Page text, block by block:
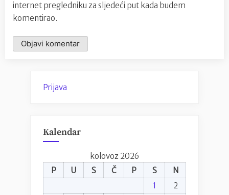
internet pregledniku za sljedeći put kada budem
komentirao.
Prijava
Kalendar
kolovoz 2026
P
U S Č P S
N
1
2